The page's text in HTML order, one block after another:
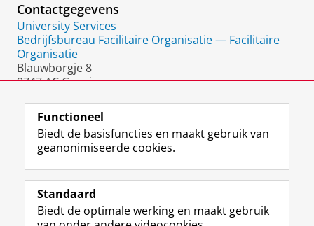
Contactgegevens
University Services
Bedrijfsbureau Facilitaire Organisatie — Facilitaire
Organisatie
Blauwborgje 8
9747 AC Groningen
Volg de RUG
F
a
e
L
i
k
R
S
-
I
n
t
Y
o
T
Studiekiezers
Functioneel
Biedt de basisfuncties en maakt gebruik van
geanonimiseerde cookies.
Standaard
Biedt de optimale werking en maakt gebruik